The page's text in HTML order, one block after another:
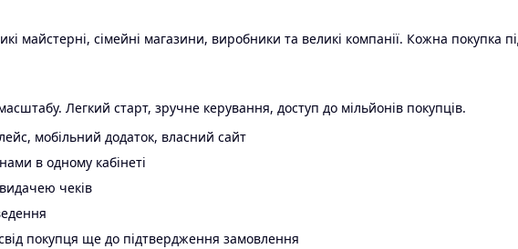
майстерні, сімейні магазини, виробники та великі компанії. Кожна покупка
Легкий старт, зручне керування, доступ до мільйонів покупців.
мобільний додаток, власний сайт
в одному кабінеті
чеків
покупця ще до підтвердження замовлення